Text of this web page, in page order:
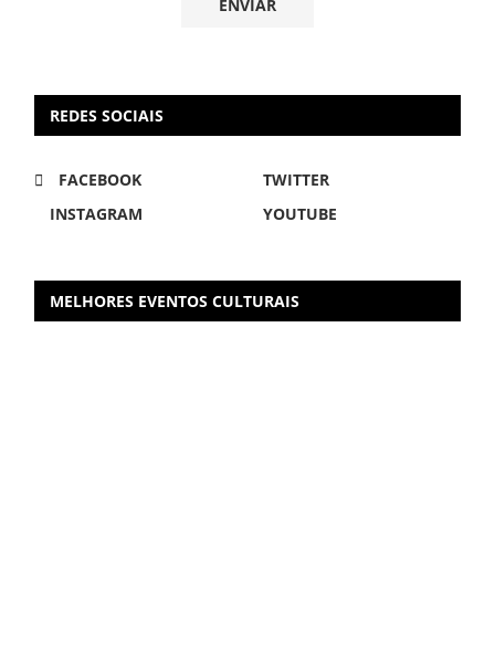
REDES SOCIAIS
FACEBOOK
TWITTER
INSTAGRAM
YOUTUBE
MELHORES EVENTOS CULTURAIS